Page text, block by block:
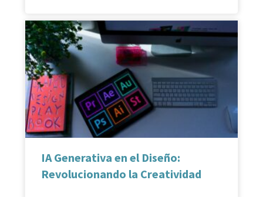
IA Generativa en el Diseño:
Revolucionando la Creatividad